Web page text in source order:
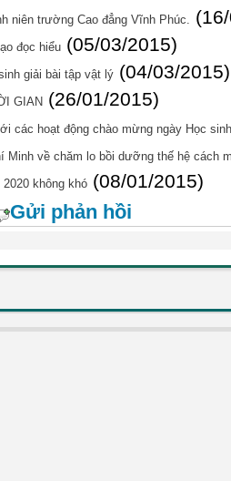
niên trường Cao đẳng Vĩnh Phúc.
đọc hiểu (05/03/2015)
giải bài tập vật lý (04/03/2015)
GIAN (26/01/2015)
các hoạt động chào mừng ngày Học
Minh về chăm lo bồi dưỡng thế hệ cách
không khó (08/01/2015)
Gửi phản hồi